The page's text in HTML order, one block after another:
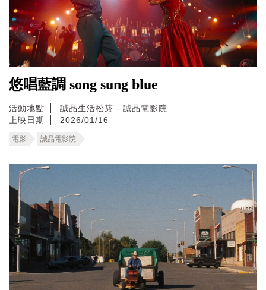
悠唱藍調 song sung blue
活動地點
誠品生活松菸 - 誠品電影院
上映日期
2026/01/16
電影 誠品電影院